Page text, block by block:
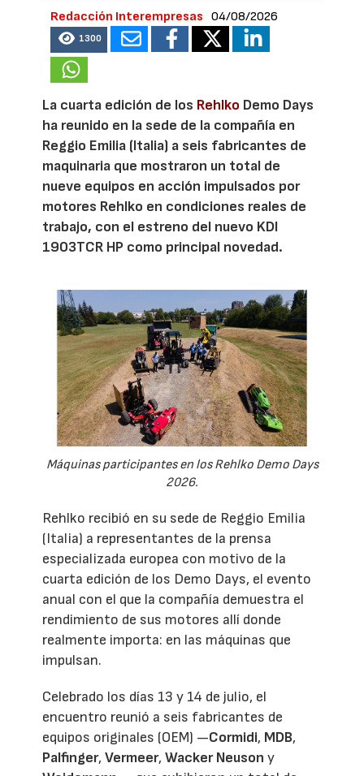
Redacción Interempresas 04/08/2026
1300
La cuarta edición de los Rehlko Demo Days
ha reunido en la sede de la compañía en
Reggio Emilia (Italia) a seis fabricantes de
maquinaria que mostraron un total de
nueve equipos en acción impulsados por
motores Rehlko en condiciones reales de
trabajo, con el estreno del nuevo KDI
1903TCR HP como principal novedad.
Máquinas participantes en los Rehlko Demo Days
2026.
Rehlko recibió en su sede de Reggio Emilia
(Italia) a representantes de la prensa
especializada europea con motivo de la
cuarta edición de los Demo Days, el evento
anual con el que la compañía demuestra el
rendimiento de sus motores allí donde
realmente importa: en las máquinas que
impulsan.
Celebrado los días 13 y 14 de julio, el
encuentro reunió a seis fabricantes de
equipos originales (OEM) —Cormidi, MDB,
Palfinger,Vermeer,Wacker Neuson y